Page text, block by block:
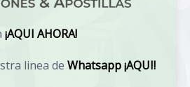
¡AQUI AHORA!
linea de Whatsapp ¡AQUI!